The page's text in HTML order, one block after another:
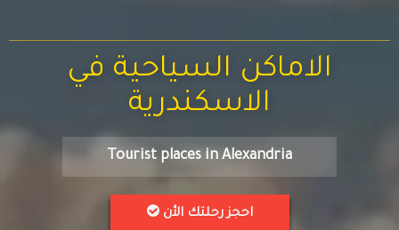
الاماكن السياحية في
الاسكندرية
Tourist places in Alexandria
احجز رحلتك الأن